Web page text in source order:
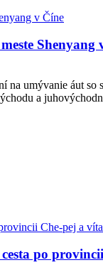
Shenyang
umývanie áut
a
po